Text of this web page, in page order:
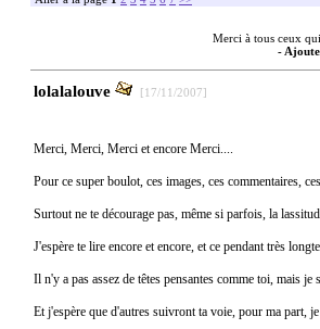
Merci à tous ceux qui
-
lolalalouve [17/11/2007]
Merci, Merci, Merci et encore Merci....
Pour ce super boulot, ces images, ces commentaires, ces
Surtout ne te décourage pas, même si parfois, la
J'espère te lire encore et encore, et ce pendant très
Il n'y a pas assez de têtes pensantes comme toi, mais je
Et j'espère que d'autres suivront ta voie, pour ma part, je